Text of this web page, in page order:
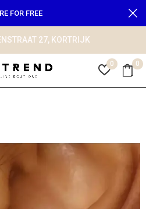
0 0
27, KORTRIJK
FOR FREE